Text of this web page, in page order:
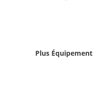
Plus